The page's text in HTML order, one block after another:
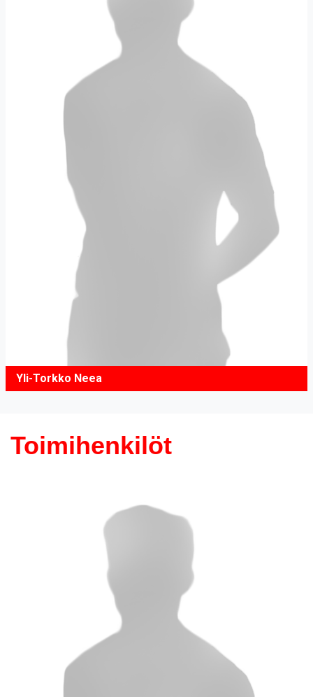
Yli-Torkko Neea
Toimihenkilöt